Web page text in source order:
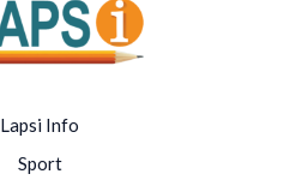
Lapsi Info
Sport